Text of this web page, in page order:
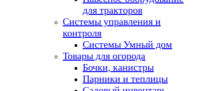
для тракторов
Системы управления и
контроля
Системы Умный дом
Товары для огорода
Бочки, канистры
Парники и теплицы